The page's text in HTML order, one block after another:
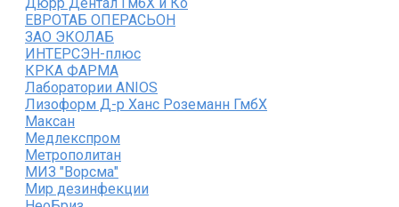
ЕВРОТАБ ОПЕРАСЬОН
ЗАО ЭКОЛАБ
ИНТЕРСЭН-плюс
КРКА ФАРМА
Лаборатории ANIOS
Лизоформ Д-р Ханс Роземанн ГмбХ
Максан
Медлекспром
Метрополитан
МИЗ "Ворсма"
Мир дезинфекции